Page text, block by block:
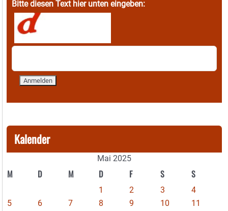
Bitte diesen Text hier unten eingeben:
Kalender
Mai 2025
M D M D F S S
1 2 3
4
5
6 7 8 9 10
11